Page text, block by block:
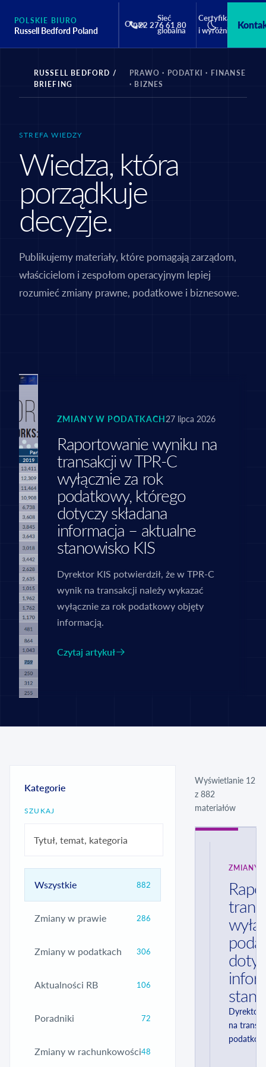
POLSKIE BIURO
Russell Bedford Poland
O nas
Sieć
globalna
Certyfikaty
i wyróżnienia
22 276 61 80
RUSSELL BEDFORD /
BRIEFING
PRAWO · PODATKI · FINANSE
· BIZNES
STREFA WIEDZY
Wiedza, która
porządkuje
decyzje.
Publikujemy materiały, które pomagają zarządom,
właścicielom i zespołom operacyjnym lepiej
rozumieć zmiany prawne, podatkowe i biznesowe.
ZMIANY W PODATKACH27 lipca 2026
Raportowanie wyniku na
transakcji w TPR-C
wyłącznie za rok
podatkowy, którego
dotyczy składana
informacja – aktualne
stanowisko KIS
Dyrektor KIS potwierdził, że w TPR-C
wynik na transakcji należy wykazać
wyłącznie za rok podatkowy objęty
informacją.
Czytaj artykuł
Kategorie
SZUKAJ
Wszystkie 882
Zmiany w prawie 286
Zmiany w podatkach 306
Aktualności RB 106
Poradniki 72
Zmiany w rachunkowości48
Wyświetlanie 12
z 882
materiałów
ZMIANY
Dyrektor
na